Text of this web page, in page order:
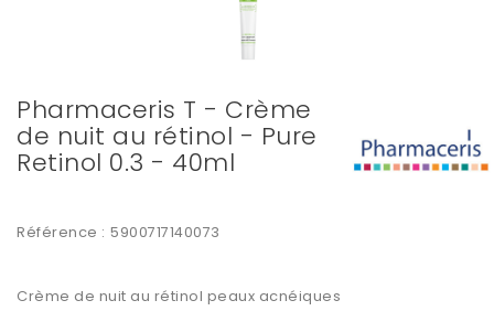
Pharmaceris T - Crème
de nuit au rétinol - Pure
Retinol 0.3 - 40ml
Référence : 5900717140073
Crème de nuit au rétinol peaux acnéiques